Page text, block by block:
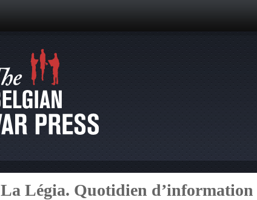
La Légia. Quotidien d’information